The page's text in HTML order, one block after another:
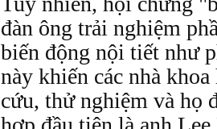
đàn ông trải nghiệm
biến động nội tiết như
này khiến các nhà
cứu, thử nghiệm và họ